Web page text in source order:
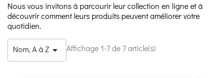
Nous vous invitons à parcourir leur collection en ligne et à
découvrir comment leurs produits peuvent améliorer votre
quotidien.
Nom, A à Z  Affichage 1-7 de 7 article(s)